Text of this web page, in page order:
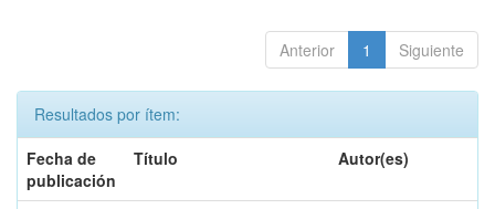
Anterior 1 Siguiente
Resultados por ítem:
Fecha de
publicación
Título Autor(es)